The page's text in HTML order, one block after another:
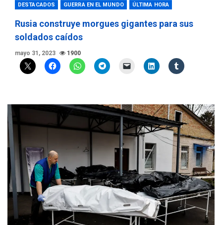
DESTACADOS GUERRA EN EL MUNDO ÚLTIMA HORA
Rusia construye morgues gigantes para sus
soldados caídos
mayo 31, 2023 1900